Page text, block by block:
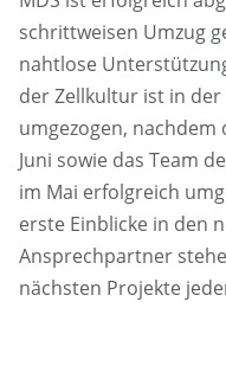
schrittweisen Umzug
nahtlose
der Zellkultur ist in
umgezogen,
Juni sowie das Team
im Mai erfolgreich
erste Einblicke in den
Ansprechpartner
nächsten Projekte